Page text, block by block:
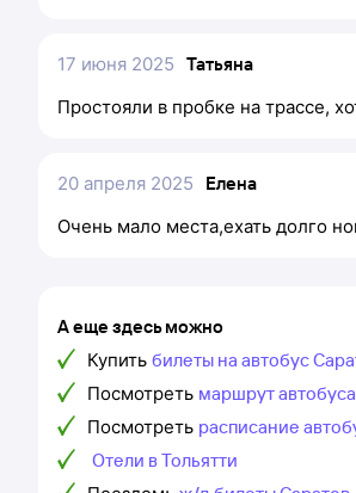
17 июня 2025 Татьяна
Простояли в пробке на трассе,
20 апреля 2025
Елена
Очень мало места,ехать долго
А еще здесь можно
Купить билеты на автобус
Посмотреть маршрут
Посмотреть расписание
Отели в Тольятти